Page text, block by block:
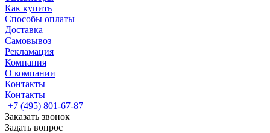
Как купить
Способы оплаты
Доставка
Самовывоз
Рекламация
Компания
О компании
Контакты
Контакты
+7 (495) 801-67-87
Заказать звонок
Задать вопрос